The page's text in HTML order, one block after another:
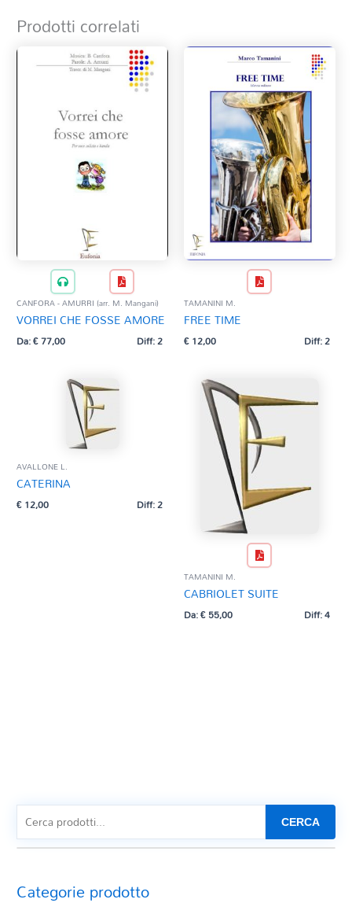
Prodotti correlati
CANFORA - AMURRI (arr. M. Mangani)
VORREI CHE FOSSE AMORE
Da:€77,00 Diff: 2
TAMANINI M.
FREE TIME
€12,00 Diff: 2
AVALLONE L.
CATERINA
€12,00 Diff: 2
TAMANINI M.
CABRIOLET SUITE
Da:€55,00 Diff: 4
CERCA
Categorie prodotto